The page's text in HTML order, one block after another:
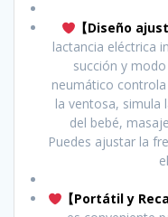
【Diseño
lactancia eléctrica
succión y
neumático
la ventosa, simula
del bebé,
Puedes ajustar la
【Portátil y